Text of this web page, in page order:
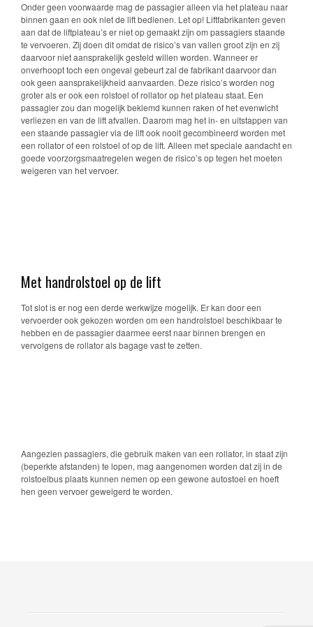
Onder geen voorwaarde mag de passagier alleen via het plateau naar
binnen gaan en ook niet de lift bedienen. Let op! Liftfabrikanten geven
aan dat de liftplateau’s er niet op gemaakt zijn om passagiers staande
te vervoeren. Zij doen dit omdat de risico’s van vallen groot zijn en zij
daarvoor niet aansprakelijk gesteld willen worden. Wanneer er
onverhoopt toch een ongeval gebeurt zal de fabrikant daarvoor dan
ook geen aansprakelijkheid aanvaarden. Deze risico’s worden nog
groter als er ook een rolstoel of rollator op het plateau staat. Een
passagier zou dan mogelijk beklemd kunnen raken of het evenwicht
verliezen en van de lift afvallen. Daarom mag het in- en uitstappen van
een staande passagier via de lift ook nooit gecombineerd worden met
een rollator of een rolstoel of op de lift. Alleen met speciale aandacht en
goede voorzorgsmaatregelen wegen de risico’s op tegen het moeten
weigeren van het vervoer.
Met handrolstoel op de lift
Tot slot is er nog een derde werkwijze mogelijk. Er kan door een
vervoerder ook gekozen worden om een handrolstoel beschikbaar te
hebben en de passagier daarmee eerst naar binnen brengen en
vervolgens de rollator als bagage vast te zetten.
Aangezien passagiers, die gebruik maken van een rollator, in staat zijn
(beperkte afstanden) te lopen, mag aangenomen worden dat zij in de
rolstoelbus plaats kunnen nemen op een gewone autostoel en hoeft
hen geen vervoer geweigerd te worden.